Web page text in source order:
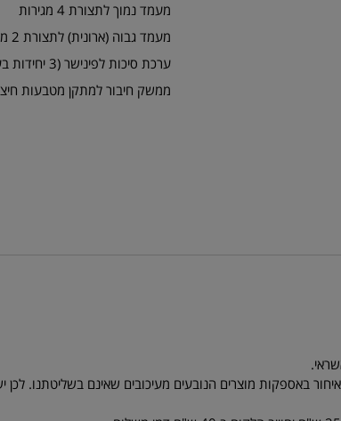
מעמד נמוך לתצורת 4 מגירות
מעמד גבוה (ארונית) לתצורת 2 מגירות
ערכת סיכות לפינישר (3 יחידות בערכה)
ממשק חיבור למתקן מטבעות
באספקות מוצרים הנובעים מעיכובים שאינם בשליטתנו. לכן